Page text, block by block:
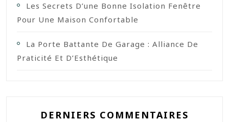
Les Secrets D’une Bonne Isolation Fenêtre
Pour Une Maison Confortable
La Porte Battante De Garage : Alliance De
Praticité Et D’Esthétique
DERNIERS COMMENTAIRES